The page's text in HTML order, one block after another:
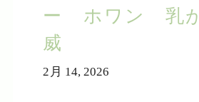
ー ホワン 乳
威
2月 14, 2026